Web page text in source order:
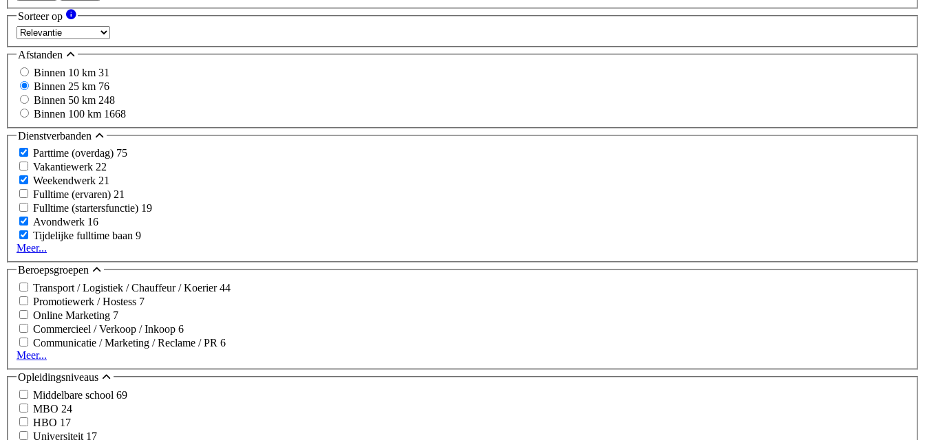
Sorteer op
Afstanden
Binnen 10 km 31
Binnen 25 km 76
Binnen 50 km 248
Binnen 100 km 1668
Dienstverbanden
Parttime (overdag) 75
Vakantiewerk 22
Weekendwerk 21
Fulltime (ervaren) 21
Fulltime (startersfunctie) 19
Avondwerk 16
Tijdelijke fulltime baan 9
Meer...
Beroepsgroepen
Transport / Logistiek / Chauffeur / Koerier44
Promotiewerk / Hostess 7
Online Marketing 7
Commercieel / Verkoop / Inkoop 6
Communicatie / Marketing / Reclame / PR 6
Meer...
Opleidingsniveaus
Middelbare school 69
MBO 24
HBO 17
Universiteit 17